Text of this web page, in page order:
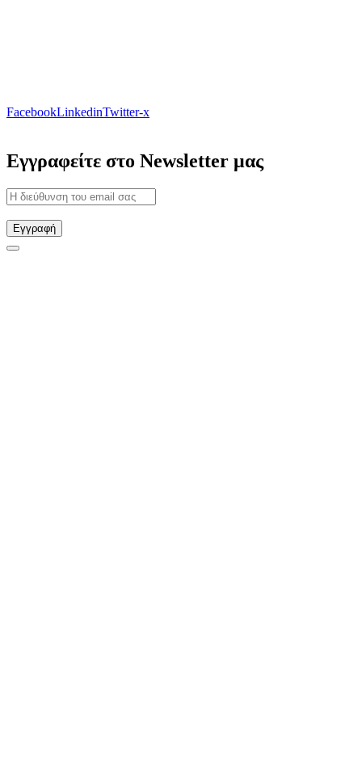
FacebookLinkedinTwitter-x
Εγγραφείτε στο Newsletter μας
Εγγραφή